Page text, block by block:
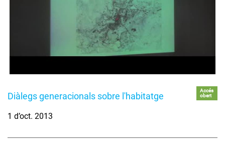
Diàlegs generacionals sobre l'habitatge
Accés
obert
1 d’oct. 2013